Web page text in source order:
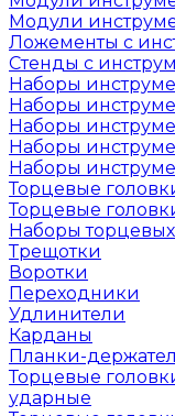
Модули
Ложементы с
Стенды с
Наборы
Наборы
Наборы
Наборы
Наборы
Торцевые
Торцевые
Наборы
Трещотки
Воротки
Переходники
Удлинители
Карданы
Планки-
Торцевые
ударные